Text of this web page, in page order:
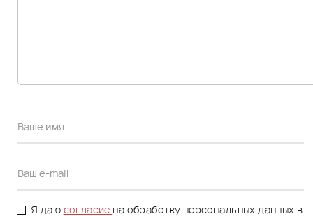
Я даю согласие на обработку персональных данных в